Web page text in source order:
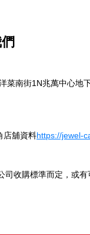
菜南街1N兆萬中心地
店舖資料https://jewel-
司收購標準而定，或